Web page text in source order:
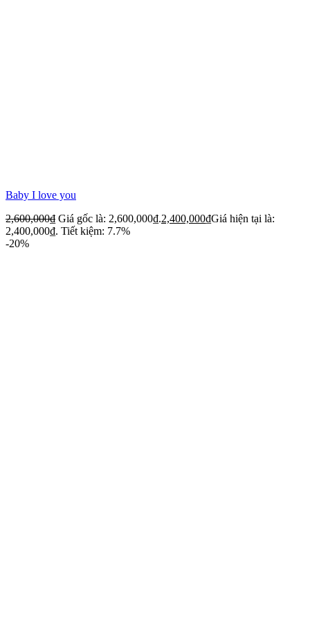
Baby I love you
2,600,000₫ Giá gốc là: 2,600,000₫.2,400,000₫Giá hiện tại là:
2,400,000₫. Tiết kiệm: 7.7%
-20%